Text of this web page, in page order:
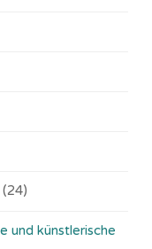
(24)
und künstlerische